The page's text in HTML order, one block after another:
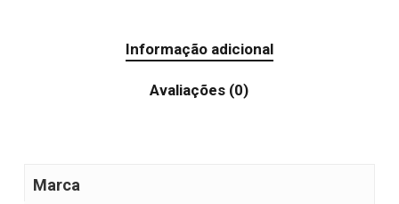
Informação adicional
Avaliações (0)
Marca